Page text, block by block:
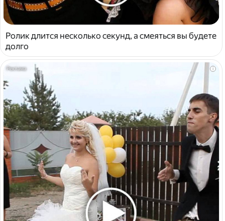
Ролик длится несколько секунд, а смеяться вы будете
долго
i